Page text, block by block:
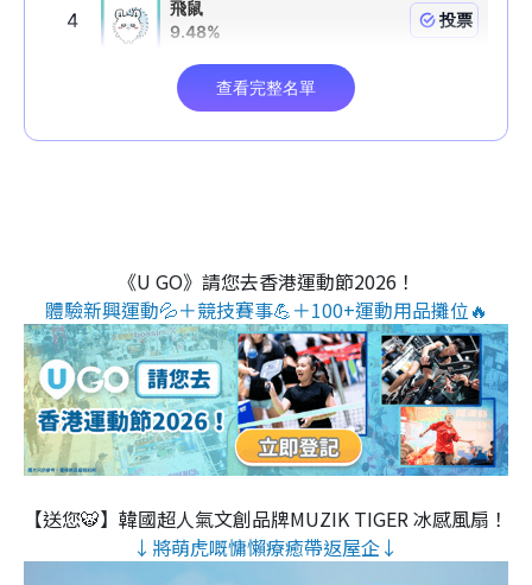
《U GO》請您去香港運動節2026！
體驗新興運動💦＋競技賽事💪＋100+運動用品攤位🔥
【送您🐯】韓國超人氣文創品牌MUZIK TIGER 冰感風扇！
↓將萌虎嘅慵懶療癒帶返屋企↓